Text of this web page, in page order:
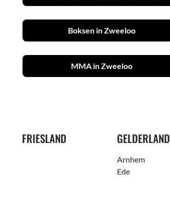
Boksen in Zweeloo
MMA in Zweeloo
FRIESLAND GELDERLAND
Arnhem
Ede